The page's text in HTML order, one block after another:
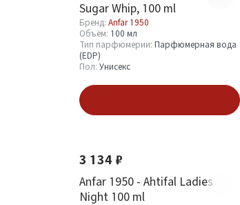
Sugar Whip, 100 ml
Бренд: Anfar 1950
Объём: 100 мл
Тип парфюмерии: Парфюмерная вода
(EDP)
Пол: Унисекс
3 134 ₽
Anfar 1950 - Ahtifal Ladies
Night 100 ml